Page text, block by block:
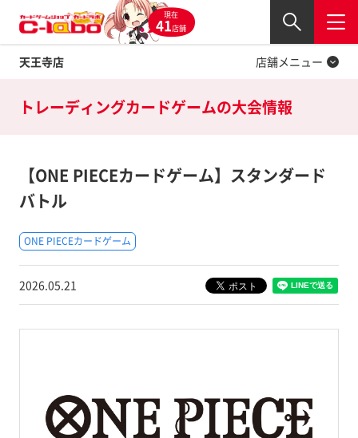
現在
41店舗
天王寺店
閉じる
店舗メニュー
Twitter
トレーディングカードゲームの大会情報
【ONE PIECEカードゲーム】スタンダード
バトル
ONE PIECEカードゲーム
2026.05.21